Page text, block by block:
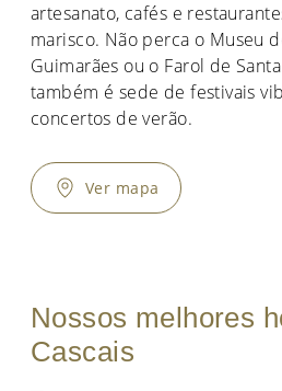
artesanato, cafés e
marisco. Não perca o Museu
Guimarães ou o Farol de
também é sede de festivais
concertos de verão.
Ver mapa
Nossos melhores
Cascais